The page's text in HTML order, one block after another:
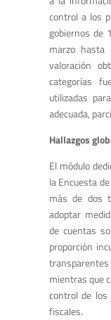
control a los
gobiernos de
marzo
valoración
categorías
utilizadas
adecuada,
Hallazgos
El módulo
la Encuesta
más de dos
adoptar
de cuentas
proporción
mientras que
control de
fiscales.